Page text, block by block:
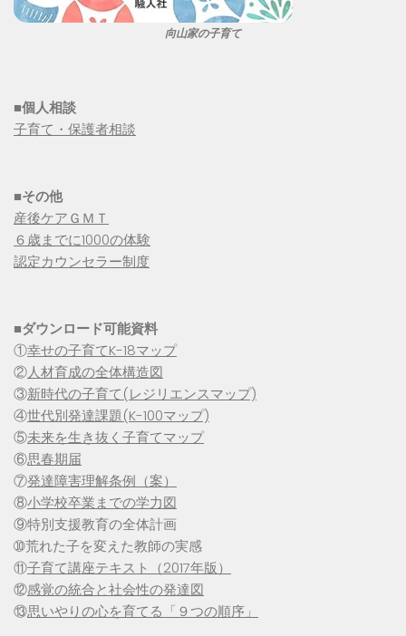
向山家の子育て
■個人相談
子育て・保護者相談
■その他
産後ケアＧＭＴ
６歳までに1000の体験
認定カウンセラー制度
■ダウンロード可能資料
①幸せの子育てK-18マップ
②人材育成の全体構造図
③新時代の子育て(レジリエンスマップ)
④世代別発達課題(K-100マップ)
⑤未来を生き抜く子育てマップ
⑥思春期届
⑦発達障害理解条例（案）
⑧小学校卒業までの学力図
⑨特別支援教育の全体計画
➉荒れた子を変えた教師の実感
⑪子育て講座テキスト（2017年版）
⑫感覚の統合と社会性の発達図
⑬思いやりの心を育てる「９つの順序」